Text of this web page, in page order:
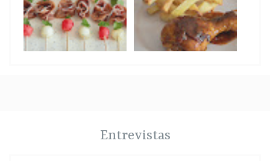
Entrevistas